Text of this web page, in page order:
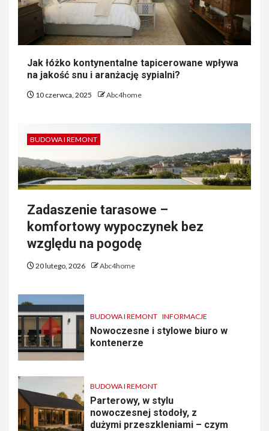
Jak łóżko kontynentalne tapicerowane wpływa
na jakość snu i aranżację sypialni?
10 czerwca, 2025 Abc4home
BUDOWA I REMONT
Zadaszenie tarasowe –
komfortowy wypoczynek bez
względu na pogodę
20 lutego, 2026 Abc4home
BUDOWA I REMONT INFORMACJE
Nowoczesne i stylowe biuro w
kontenerze
BUDOWA I REMONT
Parterowy, w stylu
nowoczesnej stodoły, z
dużymi przeszkleniami – czym